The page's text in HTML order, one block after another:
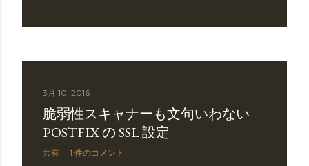
3月 10, 2016
脆弱性スキャナーも文句いわない
POSTFIX の SSL 設定
共有 1 件のコメント